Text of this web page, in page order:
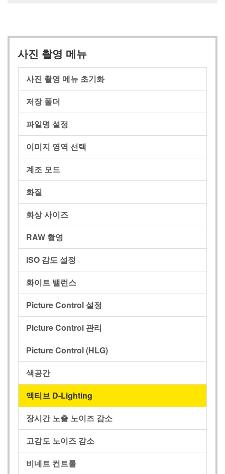
사진 촬영 메뉴
사진 촬영 메뉴 초기화
저장 폴더
파일명 설정
이미지 영역 선택
계조 모드
화질
화상 사이즈
RAW 촬영
ISO 감도 설정
화이트 밸런스
Picture Control 설정
Picture Control 관리
Picture Control (HLG)
색공간
액티브 D-Lighting
장시간 노출 노이즈 감소
고감도 노이즈 감소
비네트 컨트롤